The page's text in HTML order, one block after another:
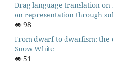
Drag language translation on
on representation through
98
From dwarf to dwarfism:
Snow White
51